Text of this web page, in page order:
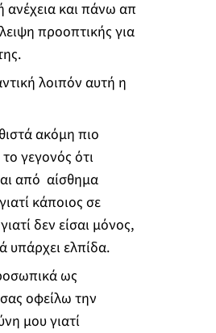
ανέχεια και πάνω απ
προοπτικής για
λοιπόν αυτή η
ακόμη πιο
γεγονός ότι
από αίσθημα
κάποιος σε
δεν είσαι μόνος,
υπάρχει ελπίδα.
ως
οφείλω την
μου γιατί